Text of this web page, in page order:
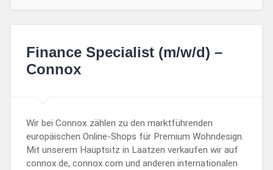
Finance Specialist (m/w/d) –
Connox
Wir bei Connox zählen zu den marktführenden
europäischen Online-Shops für Premium Wohndesign.
Mit unserem Hauptsitz in Laatzen verkaufen wir auf
connox.de, connox.com und anderen internationalen